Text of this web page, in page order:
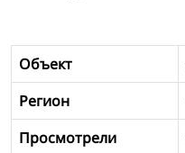
Объект
Регион
Просмотрели